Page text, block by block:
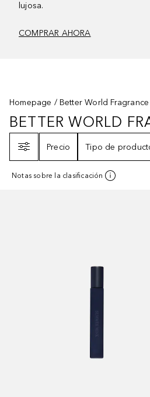
lujosa.
COMPRAR AHORA
Homepage Better World
BETTER WORLD
BETTER WORLD
Precio
Tipo de
Notas sobre la clasificación